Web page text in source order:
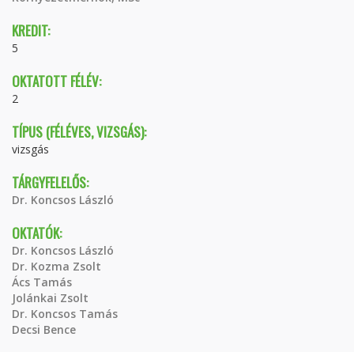
KREDIT:
5
OKTATOTT FÉLÉV:
2
TÍPUS (FÉLÉVES, VIZSGÁS):
vizsgás
TÁRGYFELELŐS:
Dr. Koncsos László
OKTATÓK:
Dr. Koncsos László
Dr. Kozma Zsolt
Ács Tamás
Jolánkai Zsolt
Dr. Koncsos Tamás
Decsi Bence